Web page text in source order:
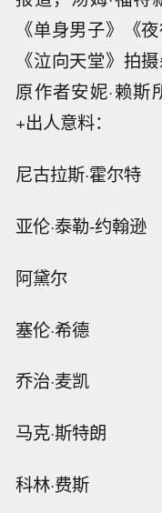
《单身男子》《
《泣向天堂》拍
原作者安妮·赖
+出人意料：
尼古拉斯·霍尔特
亚伦·泰勒-约翰逊
阿黛尔
塞伦·希德
乔治·麦凯
马克·斯特朗
科林·费斯